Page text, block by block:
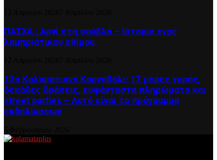
ΠΑΣΧΑ : Αρνί στη σούβλα – Ιστορία ενός
λαμπριάτικου εθίμου.
13ο Καλαματιανό Καρναβάλι: 17 μέρες χορός,
δεκάδες δράσεις, ευφάνταστα πληρώματα και
street parties – Αυτό είναι το πρόγραμμα
εκδηλώσεων